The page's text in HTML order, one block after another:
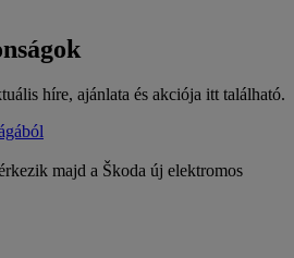
híre, ajánlata és akciója itt található.
majd a Škoda új elektromos